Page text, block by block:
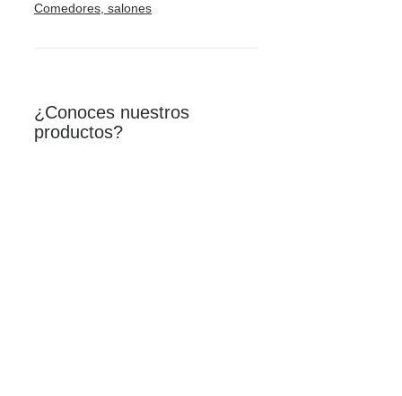
Comedores, salones
¿Conoces nuestros
productos?